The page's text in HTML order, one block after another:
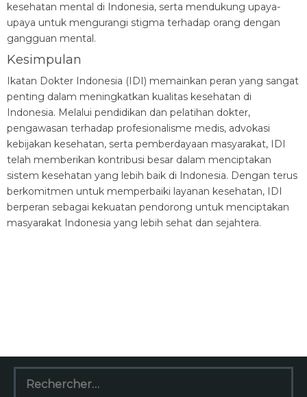
kesehatan mental di Indonesia, serta mendukung upaya-
upaya untuk mengurangi stigma terhadap orang dengan
gangguan mental.
Kesimpulan
Ikatan Dokter Indonesia (IDI) memainkan peran yang sangat
penting dalam meningkatkan kualitas kesehatan di
Indonesia. Melalui pendidikan dan pelatihan dokter,
pengawasan terhadap profesionalisme medis, advokasi
kebijakan kesehatan, serta pemberdayaan masyarakat, IDI
telah memberikan kontribusi besar dalam menciptakan
sistem kesehatan yang lebih baik di Indonesia. Dengan terus
berkomitmen untuk memperbaiki layanan kesehatan, IDI
berperan sebagai kekuatan pendorong untuk menciptakan
masyarakat Indonesia yang lebih sehat dan sejahtera.
Rechercher :